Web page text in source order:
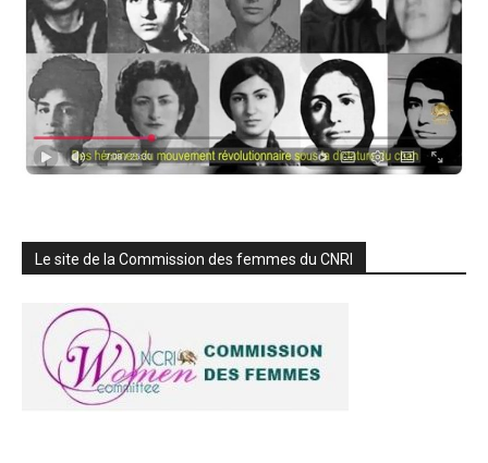
Le site de la Commission des femmes du CNRI